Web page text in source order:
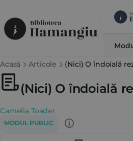
Acasă Articole (Nici) O îndoială
(Nici) O îndoială
Camelia Toader
MODUL PUBLIC